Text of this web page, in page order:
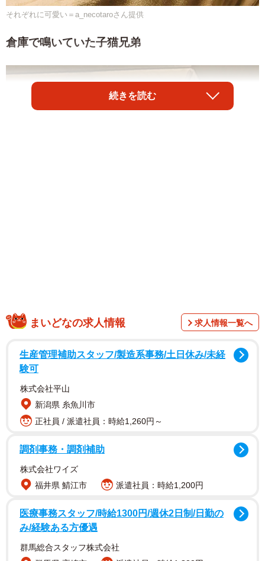
それぞれに可愛い＝a_necotaroさん提供
倉庫で鳴いていた子猫兄弟
ワレ深めの子猫がぽんずちゃん＝a_necotaroさん提供
おもちちゃん（5歳・オス）、ちくわちゃん（メス）、ぽん
ず（メス）ちゃんは兄弟猫。2018年5月のゴールデンウィ
ークに保護された。
続きを読む
まいどなの求人情報 求人情報一覧へ
生産管理補助スタッフ/製造系事務/土日休み/未経
験可
株式会社平山
新潟県 糸魚川市
正社員 / 派遣社員：時給1,260円～
調剤事務・調剤補助
株式会社ワイズ
福井県 鯖江市
派遣社員：時給1,200円
医療事務スタッフ/時給1300円/週休2日制/日勤の
み/経験ある方優遇
群馬総合スタッフ株式会社